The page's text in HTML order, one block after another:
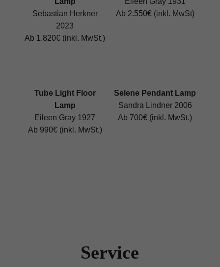
Sebastian Herkner
2023
Ab 1.820€ (inkl. MwSt.)
Ab 2.550€ (inkl. MwSt)
Tube Light Floor
Lamp
Eileen Gray 1927
Ab 990€ (inkl. MwSt.)
Selene Pendant Lamp
Sandra Lindner 2006
Ab 700€ (inkl. MwSt.)
Service